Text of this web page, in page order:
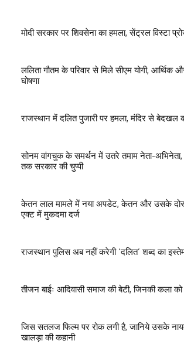
मोदी सरकार पर शिवसेना का हमला, सेंट्रल विस्टा
ललिता गौतम के परिवार से मिले सीएम योगी, आर्थिक
घोषणा
राजस्थान में दलित पुजारी पर हमला, मंदिर से बेदखल
सोनम वांगचुक के समर्थन में उतरे तमाम नेता-
तक सरकार की चुप्पी
केतन लाल मामले में नया अपडेट, केतन और उसके
एक्ट में मुकदमा दर्ज
राजस्थान पुलिस अब नहीं करेगी ‘दलित’ शब्द का
तीजन बाईः आदिवासी समाज की बेटी, जिनकी कला
जिस सतलज फिल्म पर रोक लगी है, जानिये उसके
खालड़ा की कहानी